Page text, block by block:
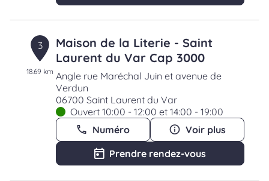
3
18.69 km
Maison de la Literie - Saint
Laurent du Var Cap 3000
Angle rue Maréchal Juin et avenue de
Verdun
06700 Saint Laurent du Var
Ouvert 10:00 - 12:00 et 14:00 - 19:00
Numéro
Voir plus
Prendre rendez-vous